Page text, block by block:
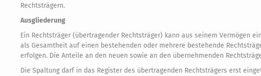
Rechtsträgern.
Ausgliederung
Ein Rechtsträger (übertragender Rechtsträger) kann aus seinem Vermögen
als Gesamtheit auf einen bestehenden oder mehrere bestehende
erfolgen. Die Anteile an den neuen sowie an den übernehmenden
Die Spaltung darf in das Register des übertragenden Rechtsträgers erst